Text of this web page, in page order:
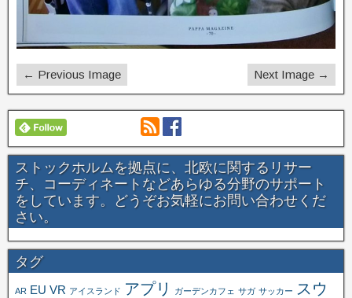
← Previous Image Next Image →
ストックホルムを拠点に、北欧に関するリサー
チ、コーディネートなどあらゆる分野のサポート
をしています。どうぞお気軽にお問い合わせくだ
さい。
タグ
AR EU VR アイスランド アプリ ガーデンカフェ サガ サッカー
スウ